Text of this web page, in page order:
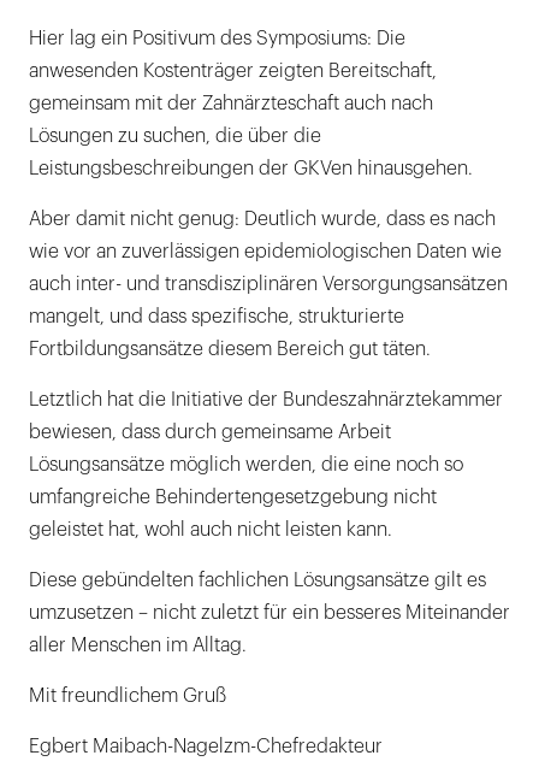
Hier lag ein Positivum des Symposiums: Die
anwesenden Kostenträger zeigten Bereitschaft,
gemeinsam mit der Zahnärzteschaft auch nach
Lösungen zu suchen, die über die
Leistungsbeschreibungen der GKVen hinausgehen.
Aber damit nicht genug: Deutlich wurde, dass es nach
wie vor an zuverlässigen epidemiologischen Daten wie
auch inter- und transdisziplinären Versorgungsansätzen
mangelt, und dass spezifische, strukturierte
Fortbildungsansätze diesem Bereich gut täten.
Letztlich hat die Initiative der Bundeszahnärztekammer
bewiesen, dass durch gemeinsame Arbeit
Lösungsansätze möglich werden, die eine noch so
umfangreiche Behindertengesetzgebung nicht
geleistet hat, wohl auch nicht leisten kann.
Diese gebündelten fachlichen Lösungsansätze gilt es
umzusetzen – nicht zuletzt für ein besseres Miteinander
aller Menschen im Alltag.
Mit freundlichem Gruß
Egbert Maibach-Nagelzm-Chefredakteur